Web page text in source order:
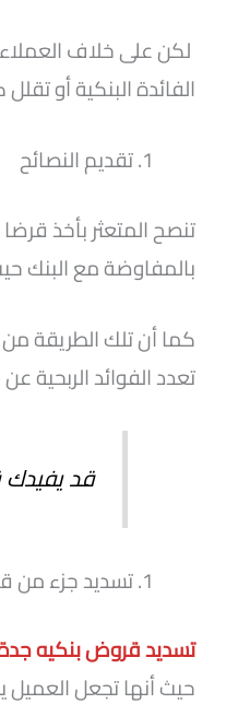
لكن على خلاف
الفائدة البنكية أو
تقديم النصائح
تنصح المتعثر بأخذ
بالمفاوضة مع البنك
كما أن تلك الطريقة
تعدد الفوائد الربحية
قد
تسديد جزء من
تسديد قروض بنكيه
حيث أنها تجعل العميل